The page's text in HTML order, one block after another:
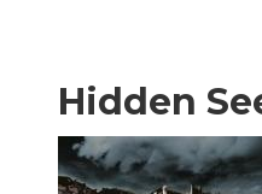
Hidden